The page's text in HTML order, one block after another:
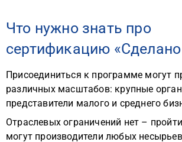
Что нужно знать про
сертификацию
Присоединиться к программе могут
различных масштабов: крупные
представители малого и среднего
Отраслевых ограничений нет –
могут производители любых